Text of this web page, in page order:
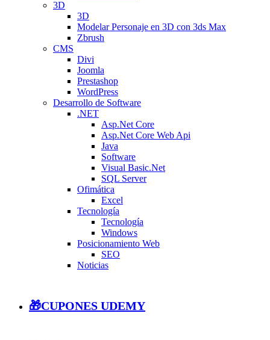
3D
3D
Modelar Personaje en 3D con 3ds Max
Zbrush
CMS
Divi
Joomla
Prestashop
WordPress
Desarrollo de Software
.NET
Asp.Net Core
Asp.Net Core Web Api
Java
Software
Visual Basic.Net
SQL Server
Ofimática
Excel
Tecnología
Tecnología
Windows
Posicionamiento Web
SEO
Noticias
🎁CUPONES UDEMY